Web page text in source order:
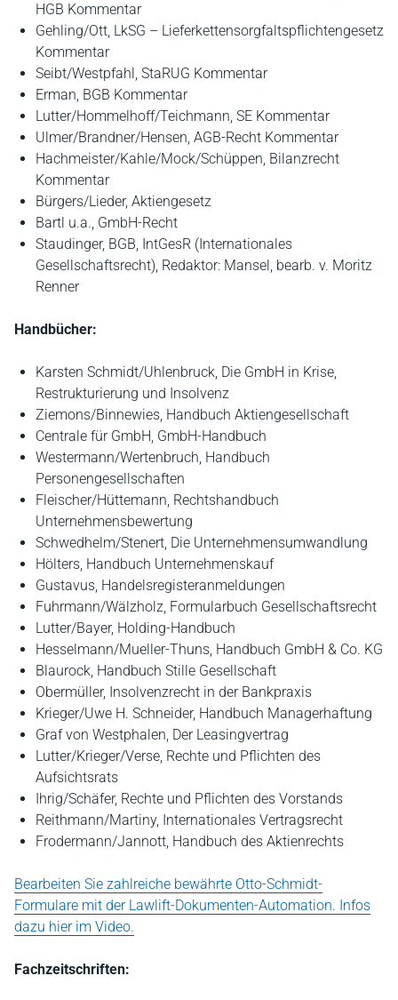
HGB Kommentar
Gehling/Ott, LkSG – Lieferkettensorgfaltspflichtengesetz
Kommentar
Seibt/Westpfahl, StaRUG Kommentar
Erman, BGB Kommentar
Lutter/Hommelhoff/Teichmann, SE Kommentar
Ulmer/Brandner/Hensen, AGB-Recht Kommentar
Hachmeister/Kahle/Mock/Schüppen, Bilanzrecht
Kommentar
Bürgers/Lieder, Aktiengesetz
Bartl u.a., GmbH-Recht
Staudinger, BGB, IntGesR (Internationales
Gesellschaftsrecht), Redaktor: Mansel, bearb. v. Moritz
Renner
Handbücher:
Karsten Schmidt/Uhlenbruck, Die GmbH in Krise,
Restrukturierung und Insolvenz
Ziemons/Binnewies, Handbuch Aktiengesellschaft
Centrale für GmbH, GmbH-Handbuch
Westermann/Wertenbruch, Handbuch
Personengesellschaften
Fleischer/Hüttemann, Rechtshandbuch
Unternehmensbewertung
Schwedhelm/Stenert, Die Unternehmensumwandlung
Hölters, Handbuch Unternehmenskauf
Gustavus, Handelsregisteranmeldungen
Fuhrmann/Wälzholz, Formularbuch Gesellschaftsrecht
Lutter/Bayer, Holding-Handbuch
Hesselmann/Mueller-Thuns, Handbuch GmbH & Co. KG
Blaurock, Handbuch Stille Gesellschaft
Obermüller, Insolvenzrecht in der Bankpraxis
Krieger/Uwe H. Schneider, Handbuch Managerhaftung
Graf von Westphalen, Der Leasingvertrag
Lutter/Krieger/Verse, Rechte und Pflichten des
Aufsichtsrats
Ihrig/Schäfer, Rechte und Pflichten des Vorstands
Reithmann/Martiny, Internationales Vertragsrecht
Frodermann/Jannott, Handbuch des Aktienrechts
Bearbeiten Sie zahlreiche bewährte Otto-Schmidt-
Formulare mit der Lawlift-Dokumenten-Automation. Infos
dazu hier im Video.
Fachzeitschriften: